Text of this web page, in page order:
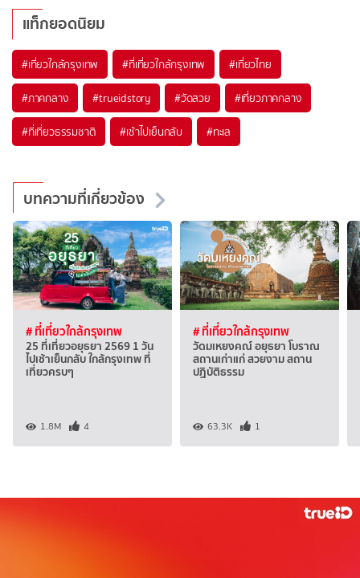
แท็กยอดนิยม
#เที่ยวใกล้กรุงเทพ #ที่เที่ยวใกล้กรุงเทพ #เที่ยวไทย
#ภาคกลาง #trueidstory #วัดสวย #เที่ยวภาคกลาง
#ที่เที่ยวธรรมชาติ #เช้าไปเย็นกลับ #ทะเล
บทความที่เกี่ยวข้อง
# ที่เที่ยวใกล้กรุงเทพ
25 ที่เที่ยวอยุธยา 2569 1 วัน
ไปเช้าเย็นกลับ ใกล้กรุงเทพ ที่
เที่ยวครบๆ
1.8M 4
# ที่เที่ยวใกล้กรุงเทพ
วัดมเหยงคณ์ อยุธยา โบราณ
สถานเก่าแก่ สวยงาม สถาน
ปฏิบัติธรรม
63.3K 1